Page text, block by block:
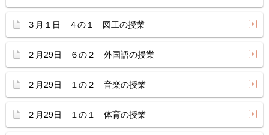
３月１日 ４の１ 図工の授業
２月29日 ６の２ 外国語の授業
２月29日 １の２ 音楽の授業
２月29日 １の１ 体育の授業